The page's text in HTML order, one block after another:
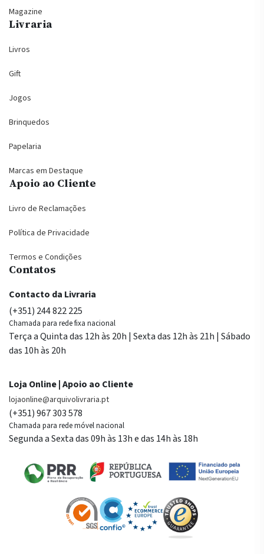
Magazine
Livraria
Livros
Gift
Jogos
Brinquedos
Papelaria
Marcas em Destaque
Apoio ao Cliente
Livro de Reclamações
Política de Privacidade
Termos e Condições
Contatos
Contacto da Livraria
(+351) 244 822 225
Chamada para rede fixa nacional
Terça a Quinta das 12h às 20h | Sexta das 12h às 21h | Sábado
das 10h às 20h
Loja Online | Apoio ao Cliente
lojaonline@arquivolivraria.pt
(+351) 967 303 578
Chamada para rede móvel nacional
Segunda a Sexta das 09h às 13h e das 14h às 18h